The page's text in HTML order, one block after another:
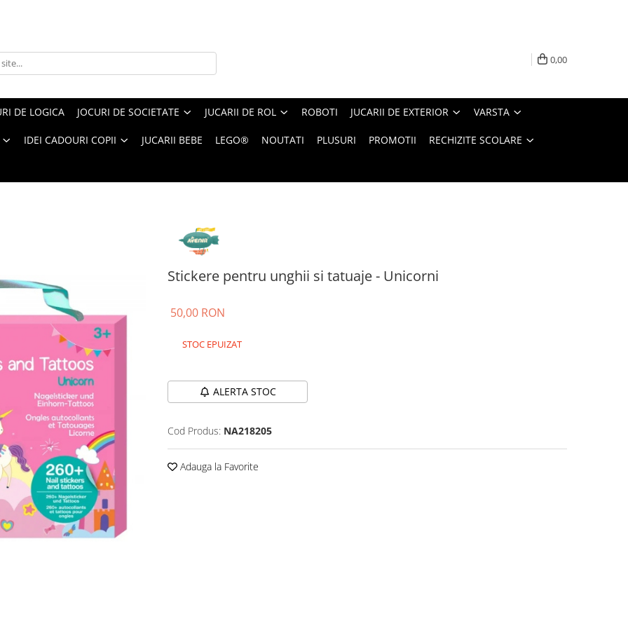
0,00
DE LOGICA JOCURI DE SOCIETATE JUCARII DE ROL ROBOTI JUCARII DE EXTERIOR VARSTA
IDEI CADOURI COPII JUCARII BEBE LEGO® NOUTATI PLUSURI PROMOTII RECHIZITE SCOLARE
Stickere pentru unghii si tatuaje - Unicorni
50,00 RON
STOC EPUIZAT
ALERTA STOC
Cod Produs: NA218205
Adauga la Favorite